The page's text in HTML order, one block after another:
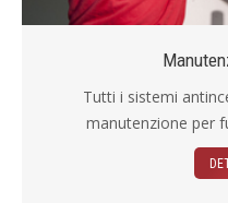
Tutti i sistemi
manutenzione per